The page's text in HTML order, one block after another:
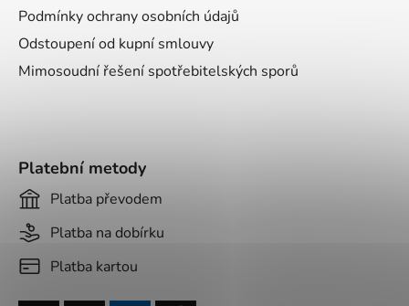
Podmínky ochrany osobních údajů
Odstoupení od kupní smlouvy
Mimosoudní řešení spotřebitelských sporů
Platební metody
Platba převodem
Platba na dobírku
Platba kartou